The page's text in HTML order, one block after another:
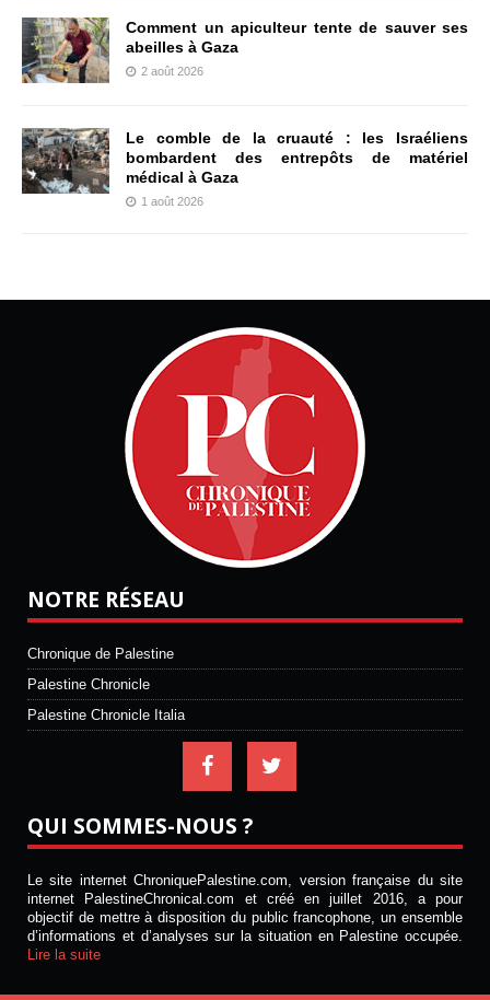
Comment un apiculteur tente de sauver ses
abeilles à Gaza
2 août 2026
Le comble de la cruauté : les Israéliens
bombardent des entrepôts de matériel
médical à Gaza
1 août 2026
NOTRE RÉSEAU
Chronique de Palestine
Palestine Chronicle
Palestine Chronicle Italia
QUI SOMMES-NOUS ?
Le site internet ChroniquePalestine.com, version française du site
internet PalestineChronical.com et créé en juillet 2016, a pour
objectif de mettre à disposition du public francophone, un ensemble
d’informations et d’analyses sur la situation en Palestine occupée.
Lire la suite